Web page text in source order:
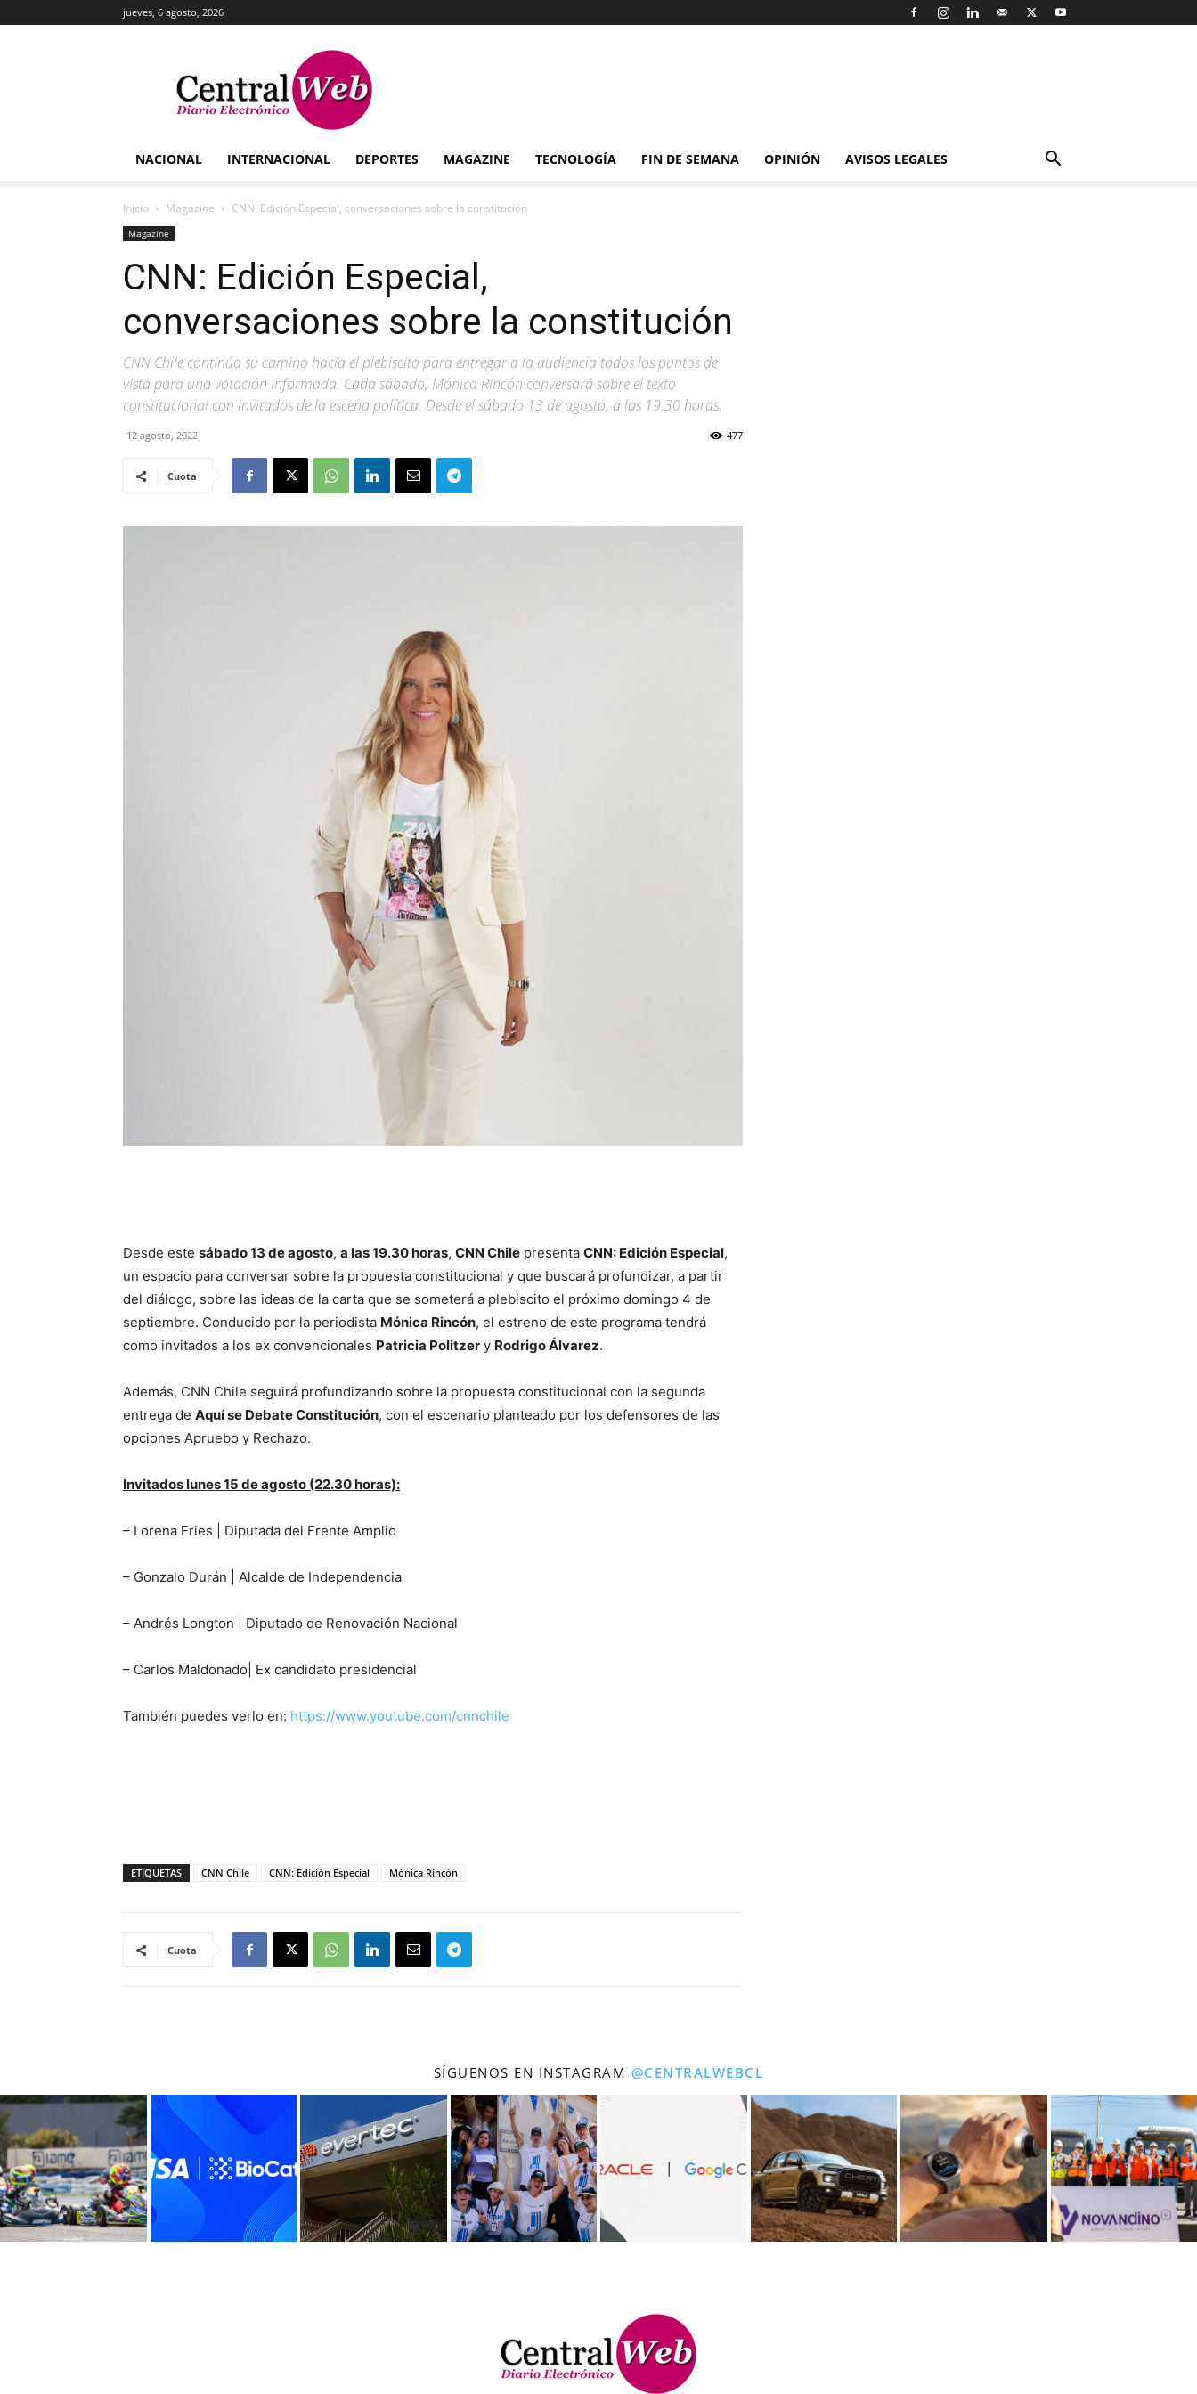
jueves, 6 agosto, 2026
Central
Web
NACIONAL INTERNACIONAL DEPORTES MAGAZINE TECNOLOGÍA FIN DE SEMANA OPINIÓN AVISOS LEGALES
Inicio Magazine CNN: Edición Especial, conversaciones sobre la constitución
Magazine
CNN: Edición Especial,
conversaciones sobre la constitución
CNN Chile continúa su camino hacia el plebiscito para entregar a la audiencia todos los puntos de
vista para una votación informada. Cada sábado, Mónica Rincón conversará sobre el texto
constitucional con invitados de la escena política. Desde el sábado 13 de agosto, a las 19.30 horas.
12 agosto, 2022 477
Cuota
Desde este sábado 13 de agosto, a las 19.30 horas, CNN Chile presenta CNN: Edición Especial,
un espacio para conversar sobre la propuesta constitucional y que buscará profundizar, a partir
del diálogo, sobre las ideas de la carta que se someterá a plebiscito el próximo domingo 4 de
septiembre. Conducido por la periodista Mónica Rincón, el estreno de este programa tendrá
como invitados a los ex convencionales Patricia Politzer y Rodrigo Álvarez.
Además, CNN Chile seguirá profundizando sobre la propuesta constitucional con la segunda
entrega de Aquí se Debate Constitución, con el escenario planteado por los defensores de las
opciones Apruebo y Rechazo.
Invitados lunes 15 de agosto (22.30 horas):
– Lorena Fries | Diputada del Frente Amplio
– Gonzalo Durán | Alcalde de Independencia
– Andrés Longton | Diputado de Renovación Nacional
– Carlos Maldonado| Ex candidato presidencial
También puedes verlo en: https://www.youtube.com/cnnchile
ETIQUETAS CNN Chile CNN: Edición Especial Mónica Rincón
Cuota
SÍGUENOS EN INSTAGRAM @CENTRALWEBCL